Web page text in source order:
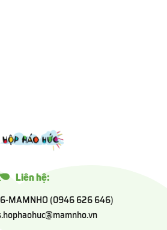
Liên hệ:
MAMNHO (0946 626 646)